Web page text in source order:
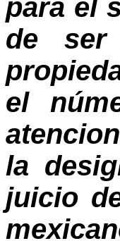
para el
de
el
la
juicio